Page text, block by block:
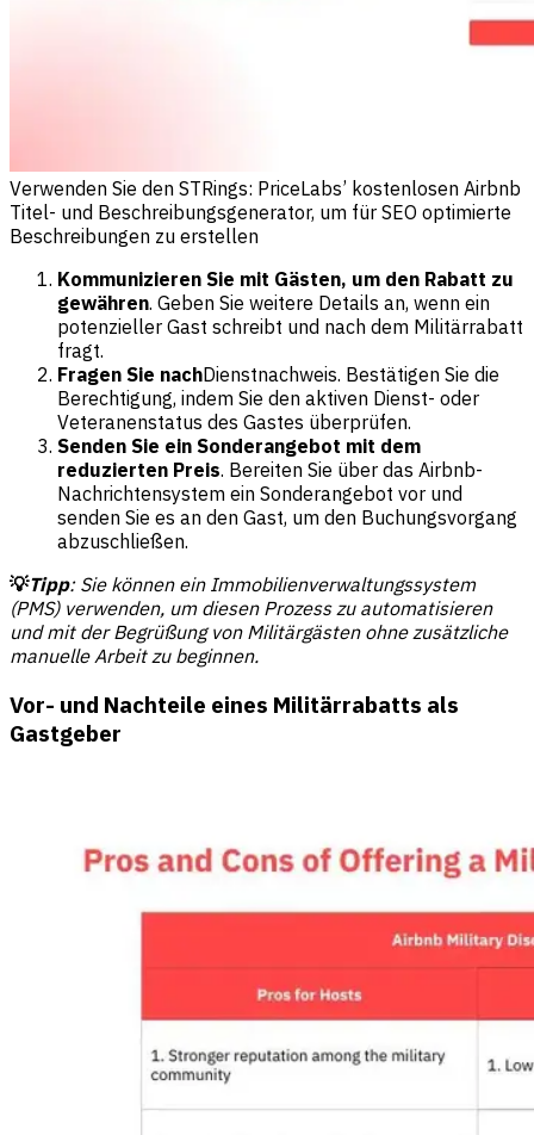
Verwenden Sie den STRings: PriceLabs’ kostenlosen Airbnb
Titel- und Beschreibungsgenerator, um für SEO optimierte
Beschreibungen zu erstellen
Kommunizieren Sie mit Gästen, um den Rabatt zu
gewähren. Geben Sie weitere Details an, wenn ein
potenzieller Gast schreibt und nach dem Militärrabatt
fragt.
Fragen Sie nachDienstnachweis. Bestätigen Sie die
Berechtigung, indem Sie den aktiven Dienst- oder
Veteranenstatus des Gastes überprüfen.
Senden Sie ein Sonderangebot mit dem
reduzierten Preis. Bereiten Sie über das Airbnb-
Nachrichtensystem ein Sonderangebot vor und
senden Sie es an den Gast, um den Buchungsvorgang
abzuschließen.
💡Tipp: Sie können ein Immobilienverwaltungssystem
(PMS) verwenden, um diesen Prozess zu automatisieren
und mit der Begrüßung von Militärgästen ohne zusätzliche
manuelle Arbeit zu beginnen.
Vor- und Nachteile eines Militärrabatts als
Gastgeber